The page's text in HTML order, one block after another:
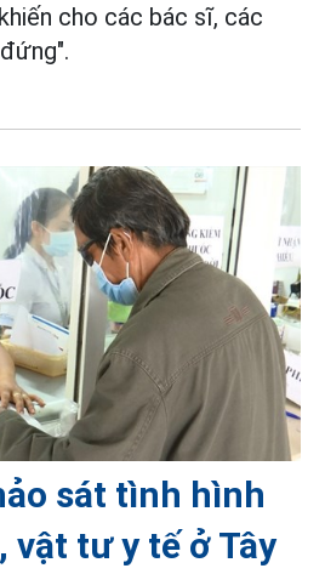
cho các bác sĩ, các
sát tình hình
tư y tế ở Tây